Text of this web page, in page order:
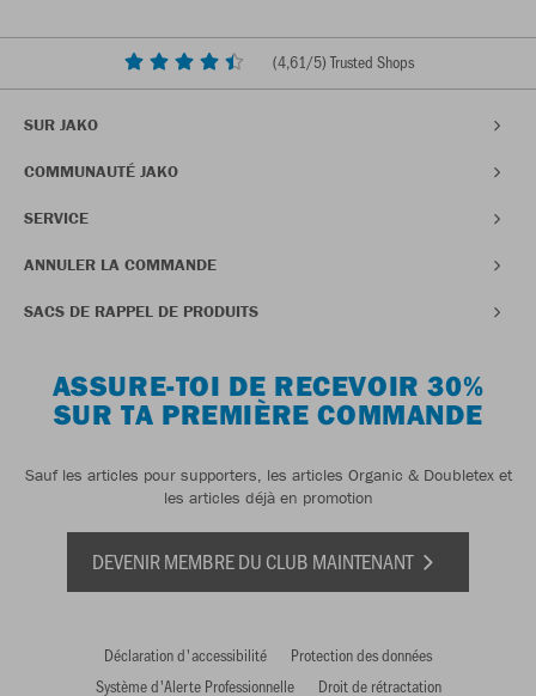
(4,61/5) Trusted Shops
SUR JAKO
COMMUNAUTÉ JAKO
SERVICE
ANNULER LA COMMANDE
SACS DE RAPPEL DE PRODUITS
ASSURE-TOI DE RECEVOIR 30%
SUR TA PREMIÈRE COMMANDE
Sauf les articles pour supporters, les articles Organic & Doubletex et
les articles déjà en promotion
DEVENIR MEMBRE DU CLUB MAINTENANT
Déclaration d'accessibilité
Protection des données
Système d'Alerte Professionnelle
Droit de rétractation